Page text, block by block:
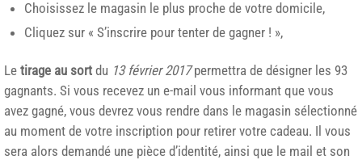
Choisissez le magasin le plus proche de votre domicile,
Cliquez sur « S’inscrire pour tenter de gagner ! »,
Le tirage au sort du 13 février 2017permettra de désigner les 93
gagnants. Si vous recevez un e-mail vous informant que vous
avez gagné, vous devrez vous rendre dans le magasin sélectionné
au moment de votre inscription pour retirer votre cadeau. Il vous
sera alors demandé une pièce d’identité, ainsi que le mail et son